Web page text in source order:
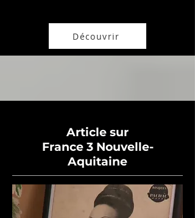
Découvrir
Article sur
France 3 Nouvelle-
Aquitaine